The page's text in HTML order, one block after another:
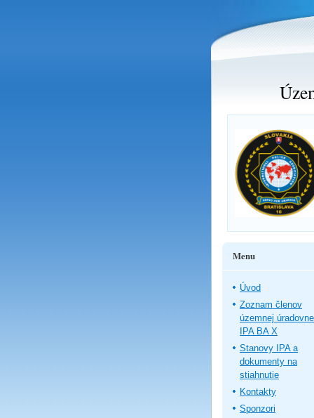
Menu
Úvod
Zoznam členov
územnej úradovne
IPA BA X
Stanovy IPA a
dokumenty na
stiahnutie
Kontakty
Sponzori